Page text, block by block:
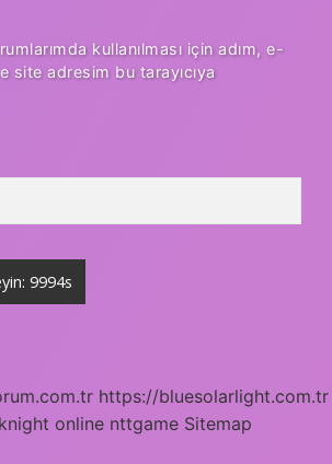
kullanılması için adım, e-
site adresim bu tarayıcıya
https://bluesolarlight.com.tr
knight online nttgame Sitemap